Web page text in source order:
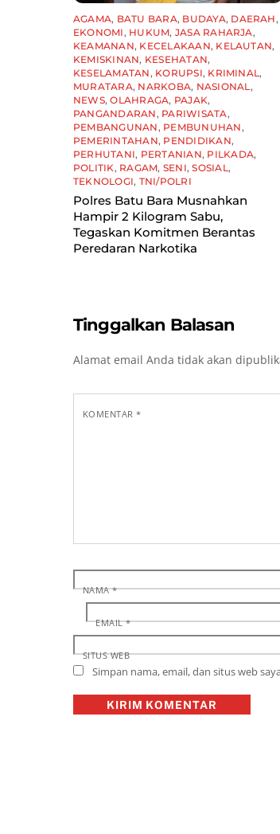
AGAMA, BATU BARA, BUDAYA, DAERAH ,
EKONOMI , HUKUM, JASA RAHARJA,
KEAMANAN, KECELAKAAN, KELAUTAN,
KEMISKINAN, KESEHATAN,
KESELAMATAN , KORUPSI, KRIMINAL ,
MURATARA, NARKOBA, NASIONAL ,
NEWS,OLAHRAGA, PAJAK,
PANGANDARAN , PARIWISATA,
PEMBANGUNAN , PEMBUNUHAN ,
PEMERINTAHAN, PENDIDIKAN,
PERHUTANI, PERTANIAN, PILKADA,
POLITIK , RAGAM, SENI,SOSIAL ,
TEKNOLOGI, TNI/POLRI
Polres Batu Bara Musnahkan
Hampir 2 Kilogram Sabu,
Tegaskan Komitmen Berantas
Peredaran Narkotika
Tinggalkan Balasan
Alamat email Anda tidak akan
KOMENTAR*
NAMA*
EMAIL*
SITUS WEB
Simpan nama, email, dan situs web